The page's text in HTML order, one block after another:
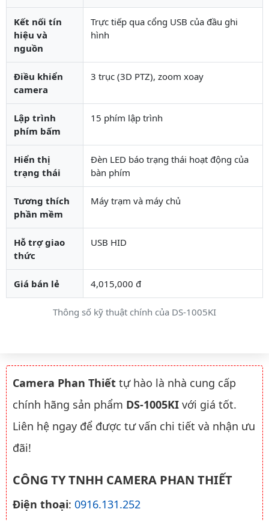
Thông số kỹ thuật chính của DS-1005KI
Kết nối tín
hiệu và
nguồn
Trực tiếp qua cổng USB của đầu ghi
hình
Điều khiển
camera
3 trục (3D PTZ), zoom xoay
Lập trình
phím bấm
15 phím lập trình
Hiển thị
trạng thái
Đèn LED báo trạng thái hoạt động của
bàn phím
Tương thích
phần mềm
Máy trạm và máy chủ
Hỗ trợ giao
thức
USB HID
Giá bán lẻ 4,015,000 đ
Camera Phan Thiết tự hào là nhà cung cấp
chính hãng sản phẩm DS-1005KI với giá tốt.
Liên hệ ngay để được tư vấn chi tiết và nhận ưu
đãi!
CÔNG TY TNHH CAMERA PHAN THIẾT
Điện thoại: 0916.131.252